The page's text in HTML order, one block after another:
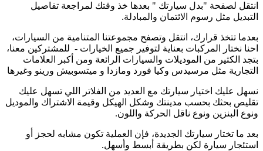
انتقل لصفحة "بدل سيارتك " بعدها خذ وقتك لمراجعة تفاصيل
التبديل مثل رسوم الائتمان والمبادلة.
بعدما تتخذ قرارك، انتقل وتصفح مجموعتنا المتنامية من السيارات،
احنا نختار المركبات بعناية لتوفير جميع الخيارات - للمشتركين معنا،
بتجد الكثير من الموديلات والسيارات الرائعة ومن أكبر العلامات
التجارية مثل مرسيدس وكيا فورد ومازدا و ميتسوبيش ورينو وغيرها
نسهل عليك اختيار سيارتك مع العديد من الفلاتر اللي تسهل عليك
تقليص بحثك بحسب مدينتك وشكل الهيكل وقيمة الاشتراك والموديل
ونوع البنزين ونوع ناقل الحركة واللون.
بعد ما تختار سيارتك الجديدة، فإن العملية تكون مشابه لحجز أو
استئجار سيارة لكن بطريقة أبسط وأسهل.